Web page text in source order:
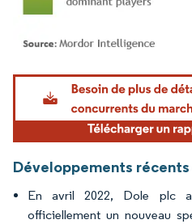
Image © Mordor Intelligence. La
Développements
En avril 2022, Dole plc a
officiellement un nouveau